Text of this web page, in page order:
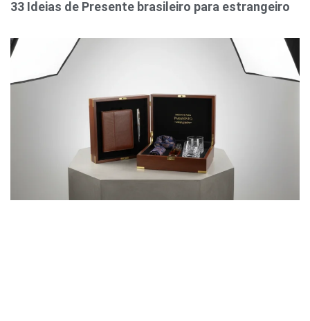
33 Ideias de Presente brasileiro para estrangeiro